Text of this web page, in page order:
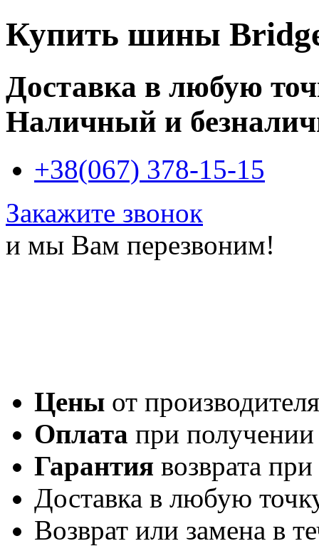
Купить шины
Доставка в любую
Наличный и
+38(067) 378-15-15
Закажите звонок
и мы Вам перезвоним!
Цены от производителя
Оплата при получении
Гарантия возврата
Доставка в любую
Возврат или замена в